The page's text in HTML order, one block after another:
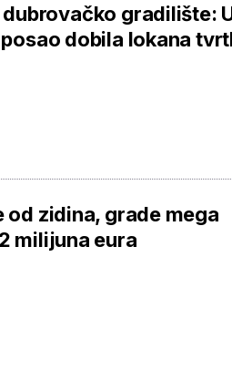
gradilište:
dobila lokana
od zidina, grade mega
milijuna eura